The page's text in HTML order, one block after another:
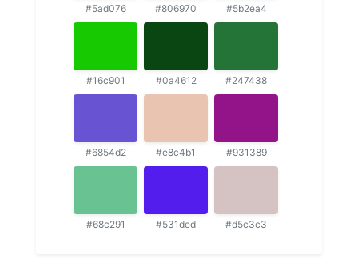
#5ad076 #806970 #5b2ea4
#16c901 #0a4612 #247438
#6854d2 #e8c4b1 #931389
#68c291 #531ded #d5c3c3